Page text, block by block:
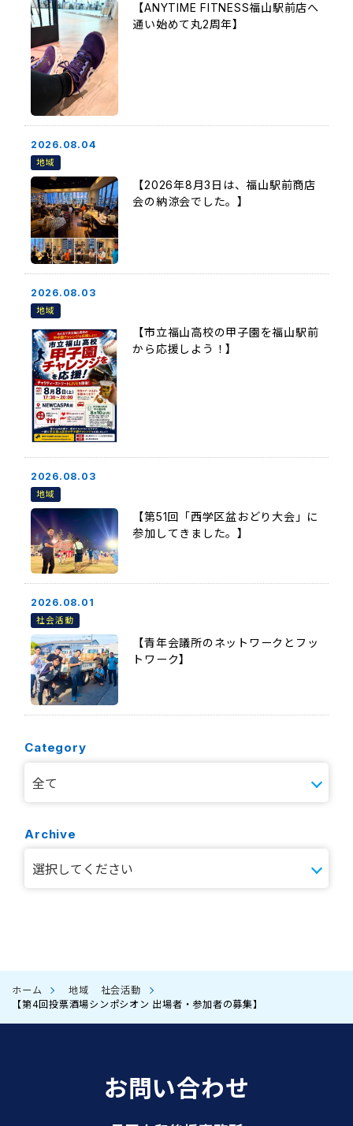
【ANYTIME FITNESS福山駅前店へ
通い始めて丸2周年】
2026.08.04
地域
【2026年8月3日は、福山駅前商店
会の納涼会でした。】
2026.08.03
地域
【市立福山高校の甲子園を福山駅前
から応援しよう！】
2026.08.03
地域
【第51回「西学区盆おどり大会」に
参加してきました。】
2026.08.01
社会活動
【青年会議所のネットワークとフッ
トワーク】
Category
Archive
ホーム 地域
社会活動
【第4回投票酒場シンポシオン 出場者・参加者の募集】
お問い合わせ